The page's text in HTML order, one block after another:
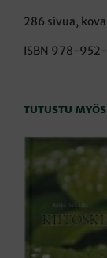
286 sivua,
ISBN 978-
TUTUSTU MYÖS